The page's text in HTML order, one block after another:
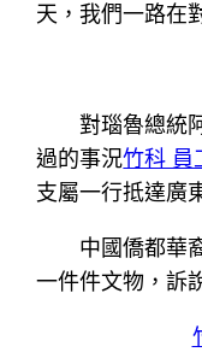
天，我們一路在
對瑙魯總統
過的事況竹科 員
支屬一行抵達廣
中國僑都華
一件件文物，訴